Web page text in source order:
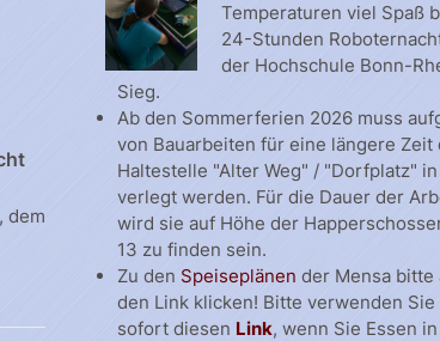
dem
Temperaturen viel Spaß
24-Stunden
der Hochschule Bonn-
Sieg.
Ab den Sommerferien 2026 muss
von Bauarbeiten für eine längere Zeit
Haltestelle "Alter Weg" / "Dorfplatz"
verlegt werden. Für die Dauer der
wird sie auf Höhe der
13 zu finden sein.
Zu den Speiseplänen der Mensa bitte
den Link klicken! Bitte verwenden Sie
sofort diesen Link, wenn Sie Essen